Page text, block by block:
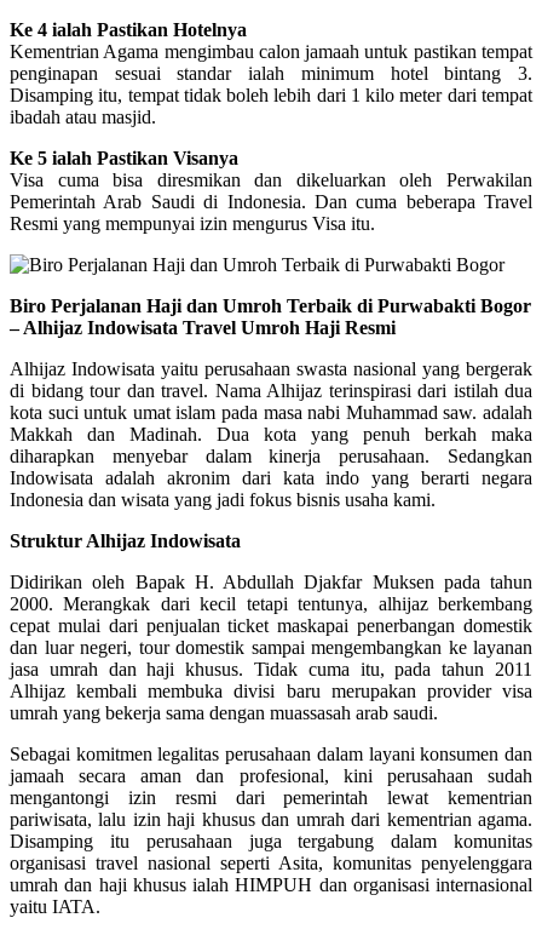
Ke 4 ialah Pastikan Hotelnya
Kementrian Agama mengimbau calon jamaah untuk pastikan tempat
penginapan sesuai standar ialah minimum hotel bintang 3.
Disamping itu, tempat tidak boleh lebih dari 1 kilo meter dari tempat
ibadah atau masjid.
Ke 5 ialah Pastikan Visanya
Visa cuma bisa diresmikan dan dikeluarkan oleh Perwakilan
Pemerintah Arab Saudi di Indonesia. Dan cuma beberapa Travel
Resmi yang mempunyai izin mengurus Visa itu.
Biro Perjalanan Haji dan Umroh Terbaik di Purwabakti Bogor
– Alhijaz Indowisata Travel Umroh Haji Resmi
Alhijaz Indowisata yaitu perusahaan swasta nasional yang bergerak
di bidang tour dan travel. Nama Alhijaz terinspirasi dari istilah dua
kota suci untuk umat islam pada masa nabi Muhammad saw. adalah
Makkah dan Madinah. Dua kota yang penuh berkah maka
diharapkan menyebar dalam kinerja perusahaan. Sedangkan
Indowisata adalah akronim dari kata indo yang berarti negara
Indonesia dan wisata yang jadi fokus bisnis usaha kami.
Struktur Alhijaz Indowisata
Didirikan oleh Bapak H. Abdullah Djakfar Muksen pada tahun
2000. Merangkak dari kecil tetapi tentunya, alhijaz berkembang
cepat mulai dari penjualan ticket maskapai penerbangan domestik
dan luar negeri, tour domestik sampai mengembangkan ke layanan
jasa umrah dan haji khusus. Tidak cuma itu, pada tahun 2011
Alhijaz kembali membuka divisi baru merupakan provider visa
umrah yang bekerja sama dengan muassasah arab saudi.
Sebagai komitmen legalitas perusahaan dalam layani konsumen dan
jamaah secara aman dan profesional, kini perusahaan sudah
mengantongi izin resmi dari pemerintah lewat kementrian
pariwisata, lalu izin haji khusus dan umrah dari kementrian agama.
Disamping itu perusahaan juga tergabung dalam komunitas
organisasi travel nasional seperti Asita, komunitas penyelenggara
umrah dan haji khusus ialah HIMPUH dan organisasi internasional
yaitu IATA.